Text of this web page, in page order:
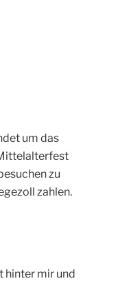
um das
zu
zahlen.
hinter mir und